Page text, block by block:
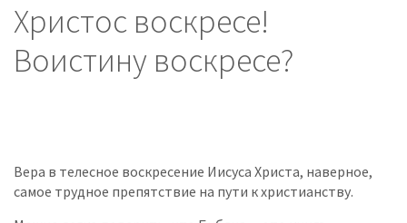
Христос воскресе!
Воистину воскресе?
Вера в телесное воскресение Иисуса Христа, наверное,
самое трудное препятствие на пути к христианству.